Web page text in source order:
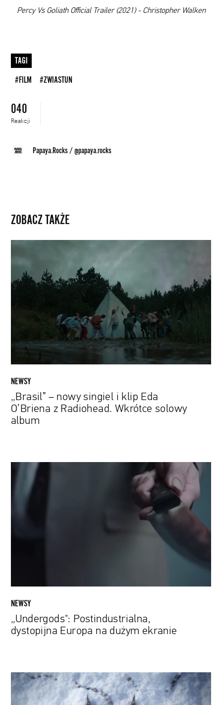
00:00
Percy Vs Goliath Official Trailer (2021) - Christopher Walken
TAGI
#FILM #ZWIASTUN
040
Reakcji
Papaya.Rocks/@papaya.rocks
ZOBACZ TAKŻE
„Brasil”
singiel
Wkrótce
solowy
NEWSY
„Brasil” – nowy singiel i klip Eda
O’Briena z Radiohead. Wkrótce solowy
album
„Undergods":
Postindustrialna,
dystopijna
NEWSY
„Undergods": Postindustrialna,
dystopijna Europa na dużym ekranie
Projekt